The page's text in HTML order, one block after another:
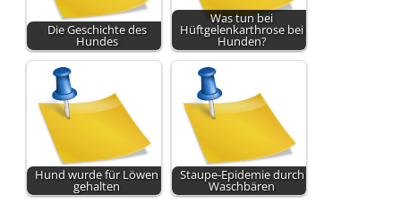
Die Geschichte des
Hundes
Was tun bei
Hüftgelenkarthrose bei
Hunden?
Hund wurde für Löwen
gehalten
Staupe-Epidemie durch
Waschbären